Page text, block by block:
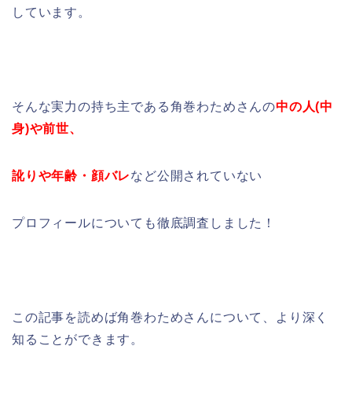
しています。
そんな実力の持ち主である角巻わためさんの中の人(中
身)や前世、
訛りや年齢・顔バレなど公開されていない
プロフィールについても徹底調査しました！
この記事を読めば角巻わためさんについて、より深く
知ることができます。